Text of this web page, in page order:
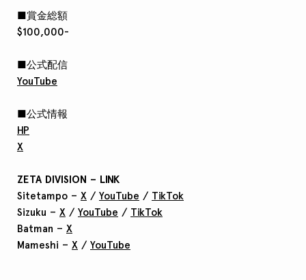
■賞金総額
$100,000-
■公式配信
YouTube
■公式情報
HP
X
ZETA DIVISION – LINK
Sitetampo – X / YouTube / TikTok
Sizuku – X / YouTube / TikTok
Batman – X
Mameshi – X / YouTube